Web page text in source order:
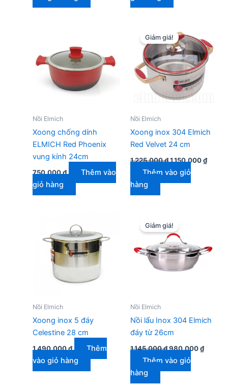
Nồi Elmich
Xoong chống dính
ELMICH Red Phoenix
vung kính 24cm
750.000₫
Thêm vào
giỏ hàng
Giảm giá!
Nồi Elmich
Xoong inox 304 Elmich
Red Velvet 24 cm
1.225.000₫Giá
là:
1.225.000 ₫.
1.150.000₫Giá
hiện
Thêm vào giỏ
hàng
Nồi Elmich
Xoong inox 5 đáy
Celestine 28 cm
1.490.000₫
Thêm
vào giỏ hàng
Giảm giá!
Nồi Elmich
Nồi lẩu Inox 304 Elmich
đáy từ 26cm
1.145.000₫Giá
là:
1.145.000 ₫.
980.000₫Giá
hiện
Thêm vào giỏ
hàng